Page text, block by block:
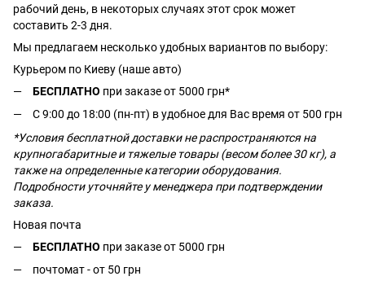
рабочий день, в некоторых случаях этот срок может
составить 2-3 дня.
Мы предлагаем несколько удобных вариантов по выбору:
Курьером по Киеву (наше авто)
БЕСПЛАТНО при заказе от 5000 грн*
С 9:00 до 18:00 (пн-пт) в удобное для Вас время от 500 грн
*Условия бесплатной доставки не распространяются на
крупногабаритные и тяжелые товары (весом более 30 кг), а
также на определенные категории оборудования.
Подробности уточняйте у менеджера при подтверждении
заказа.
Новая почта
БЕСПЛАТНО при заказе от 5000 грн
почтомат - от 50 грн